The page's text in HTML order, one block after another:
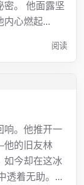
密。 他面露坚
内心燃起...
阅读
响。他推开一
的旧友林
如今却在这冰
透着无助。...